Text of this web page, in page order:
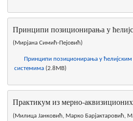
Принципи позиционирања у
(Мирјана Симић-Пејовић)
Принципи позиционирања у
системима (2.8MB)
Практикум из мерно-
(Милица Јанковић, Марко Барјактаровић,